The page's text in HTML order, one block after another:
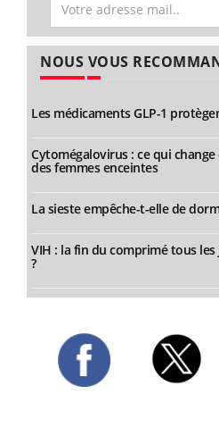
NOUS VOUS
Les médicaments GLP-1
Cytomégalovirus : ce qui
des femmes enceintes
La sieste empêche-t-elle de
VIH : la fin du comprimé tous
?